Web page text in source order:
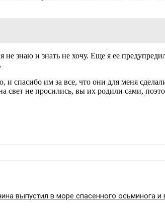
знаю и знать не хочу. Еще я ее
и спасибо им за все, что они для меня
свет не просились, вы их родили сами,
выпустил в море спасенного осьминога и